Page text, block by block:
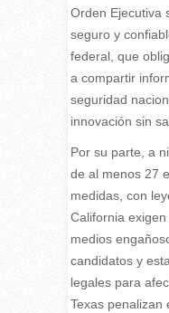
Orden Ejecutiva
seguro y
federal, que
a compartir
seguridad
innovación sin
Por su parte, a
de al menos 27
medidas, con
California
medios
candidatos y
legales para
Texas penalizan